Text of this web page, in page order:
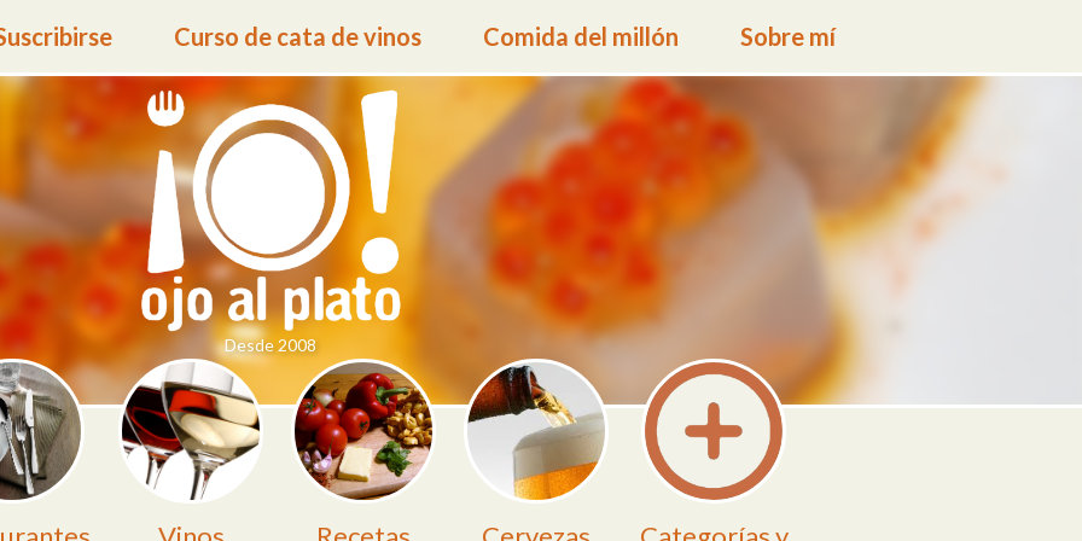
Curso de cata de vinos Comida del millón Sobre mí
Desde 2008